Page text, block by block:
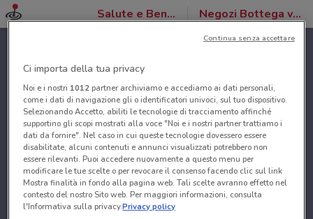
Salute e Benessere Negozi Bottega verde
Ci importa della tua privacy
Noi e i nostri 1012partner archiviamo e accediamo ai dati personali,
come i dati di navigazione gli o identificatori univoci, sul tuo dispositivo.
Selezionando Accetto, abiliti le tecnologie di tracciamento affinché
supportino gli scopi mostrati alla voce "Noi e i nostri partner trattiamo i
dati da fornire". Nel caso in cui queste tecnologie dovessero essere
disabilitate, alcuni contenuti e annunci visualizzati potrebbero non
essere rilevanti. Puoi accedere nuovamente a questo menu per
modificare le tue scelte o per revocare il consenso facendo clic sul link
Mostra finalità in fondo alla pagina web. Tali scelte avranno effetto nel
contesto del nostro Sito web. Per maggiori informazioni, consulta
l'Informativa sulla privacy.Privacy policy
Continua senza accettare